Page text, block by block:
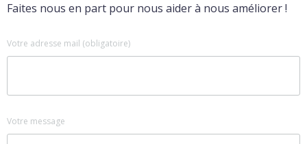
Faites nous en part pour nous aider à nous améliorer !
Votre adresse mail (obligatoire)
Votre message